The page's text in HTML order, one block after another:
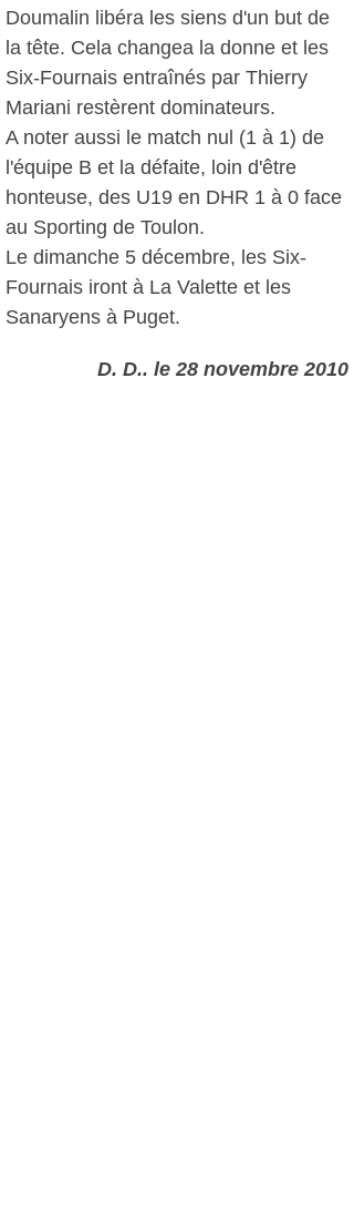
Doumalin libéra les siens d'un but de
la tête. Cela changea la donne et les
Six-Fournais entraînés par Thierry
Mariani restèrent dominateurs.
A noter aussi le match nul (1 à 1) de
l'équipe B et la défaite, loin d'être
honteuse, des U19 en DHR 1 à 0 face
au Sporting de Toulon.
Le dimanche 5 décembre, les Six-
Fournais iront à La Valette et les
Sanaryens à Puget.
D. D., le 28 novembre 2010